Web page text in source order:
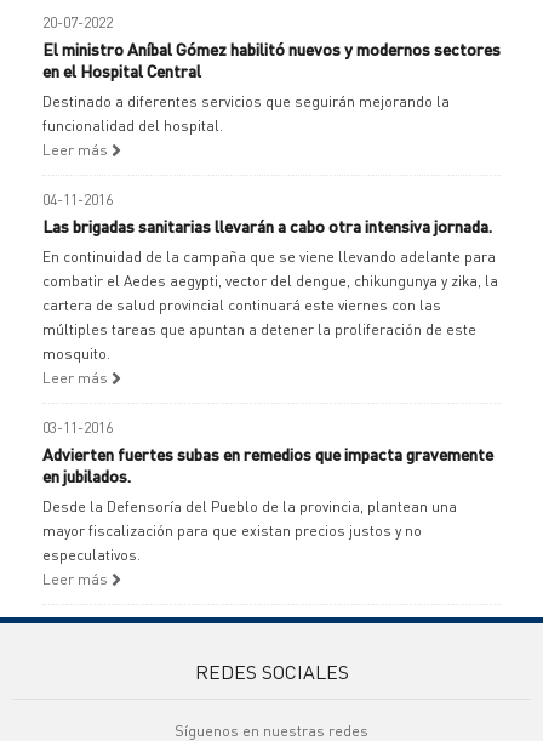
20-07-2022
El ministro Aníbal Gómez habilitó nuevos y modernos sectores
en el Hospital Central
Destinado a diferentes servicios que seguirán mejorando la
funcionalidad del hospital.
Leer más
04-11-2016
Las brigadas sanitarias llevarán a cabo otra intensiva jornada.
En continuidad de la campaña que se viene llevando adelante para
combatir el Aedes aegypti, vector del dengue, chikungunya y zika, la
cartera de salud provincial continuará este viernes con las
múltiples tareas que apuntan a detener la proliferación de este
mosquito.
Leer más
03-11-2016
Advierten fuertes subas en remedios que impacta gravemente
en jubilados.
Desde la Defensoría del Pueblo de la provincia, plantean una
mayor fiscalización para que existan precios justos y no
especulativos.
Leer más
REDES SOCIALES
Síguenos en nuestras redes